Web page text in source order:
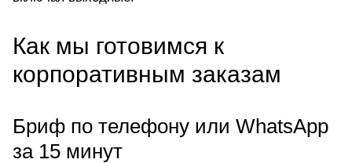
Как мы готовимся к
корпоративным заказам
Бриф по телефону или WhatsApp
за 15 минут